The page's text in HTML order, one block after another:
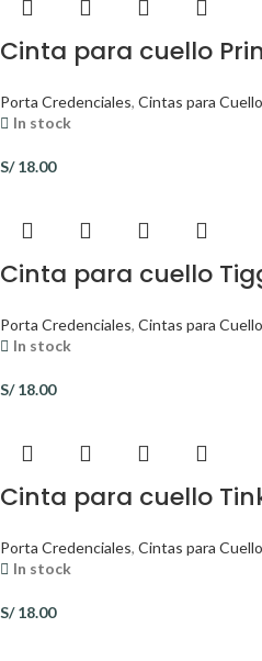
Cinta para cuello
Porta Credenciales, Cintas para Cuello
In stock
S/18.00
Cinta para cuello
Porta Credenciales, Cintas para Cuello
In stock
S/18.00
Cinta para cuello
Porta Credenciales, Cintas para Cuello
In stock
S/18.00